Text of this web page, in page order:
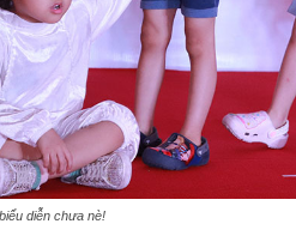
diễn chưa nè!